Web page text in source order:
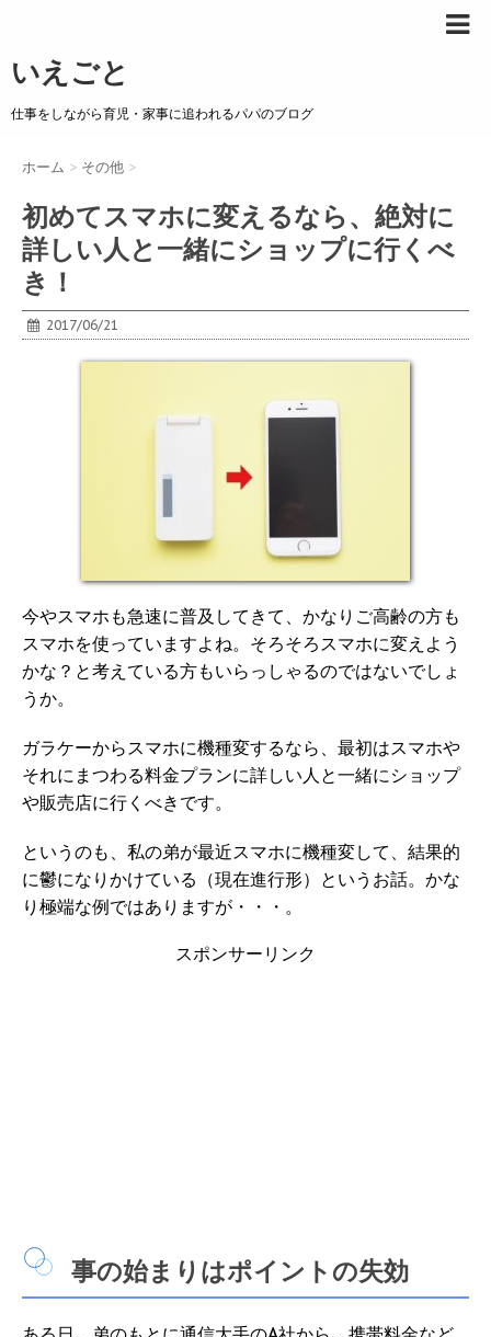
いえごと
仕事をしながら育児・家事に追われるパパのブログ
ホーム > その他 >
初めてスマホに変えるなら、絶対に
詳しい人と一緒にショップに行くべ
き！
2017/06/21
今やスマホも急速に普及してきて、かなりご高齢の方も
スマホを使っていますよね。そろそろスマホに変えよう
かな？と考えている方もいらっしゃるのではないでしょ
うか。
ガラケーからスマホに機種変するなら、最初はスマホや
それにまつわる料金プランに詳しい人と一緒にショップ
や販売店に行くべきです。
というのも、私の弟が最近スマホに機種変して、結果的
に鬱になりかけている（現在進行形）というお話。かな
り極端な例ではありますが・・・。
スポンサーリンク
事の始まりはポイントの失効